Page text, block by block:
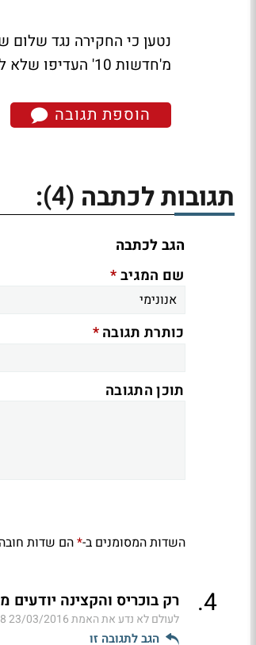
נטען כי החקירה נגד
מ'חדשות 10' העדיפו שלא להגיב לדברים.
הוספת תגובה
תגובות לכתבה (4)
:
הגב לכתבה
שם המגיב*
כותרת תגובה*
תוכן התגובה
השדות המסומנים ב-*הם שדות חובה
4
. רק בוכריס והקצינה
לעולם לא נדע את האמת23/03/2016 08:38
הגב לתגובה זו